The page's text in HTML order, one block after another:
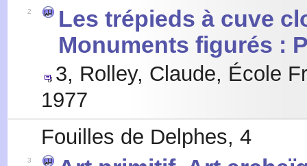
2
Les trépieds à cuve
Monuments figurés :
3, Rolley, Claude, École
1977
Fouilles de Delphes, 4
3